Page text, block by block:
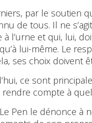
par le soutien
de tous. Il ne
à l’urne et qui, lui,
lui-même. Le
ses choix doivent
ce sont
rendre compte à
Pen le dénonce à